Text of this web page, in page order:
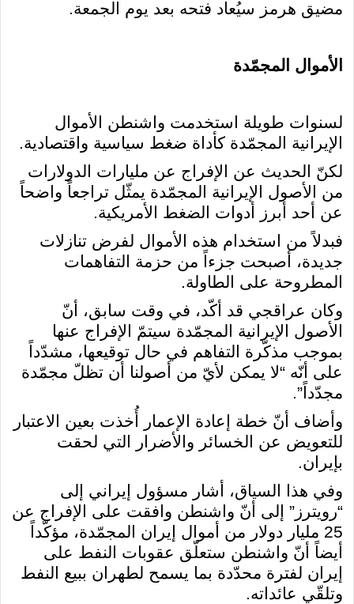
مضيق هرمز سيُعاد فتحه بعد يوم الجمعة.
الأموال المجمّدة
لسنوات طويلة استخدمت واشنطن الأموال
الإيرانية المجمّدة كأداة ضغط سياسية واقتصادية.
لكنّ الحديث عن الإفراج عن مليارات الدولارات
من الأصول الإيرانية المجمّدة يمثّل تراجعاً واضحاً
عن أحد أبرز أدوات الضغط الأمريكية.
فبدلاً من استخدام هذه الأموال لفرض تنازلات
جديدة، أصبحت جزءاً من حزمة التفاهمات
المطروحة على الطاولة.
وكان عراقجي قد أكّد، في وقت سابق، أنّ
الأصول الإيرانية المجمّدة سيتمّ الإفراج عنها
بموجب مذكّرة التفاهم في حال توقيعها، مشدّداً
على أنّه “لا يمكن لأيّ من أصولنا أن تظلّ مجمّدة
مجدّداً”.
وأضاف أنّ خطة إعادة الإعمار أُخذت بعين الاعتبار
للتعويض عن الخسائر والأضرار التي لحقت
بإيران.
وفي هذا السياق، أشار مسؤول إيراني إلى
“رويترز” إلى أنّ واشنطن وافقت على الإفراج عن
25 مليار دولار من أموال إيران المجمّدة، مؤكّداً
أيضاً أنّ واشنطن ستعلّق عقوبات النفط على
إيران لفترة محدّدة بما يسمح لطهران ببيع النفط
وتلقّي عائداته.